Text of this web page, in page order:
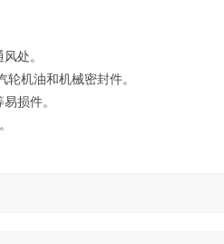
处。
机油和机械密封件。
损件。